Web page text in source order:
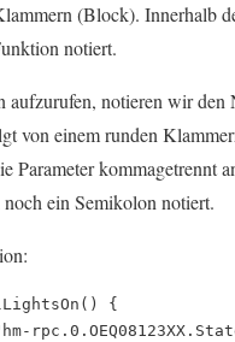
(Block). Innerhalb
notiert.
aufzurufen, notieren wir den
von einem runden
Parameter kommagetrennt
ein Semikolon notiert.
{